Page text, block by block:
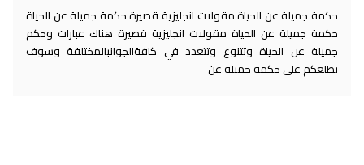
حكمة جميلة عن الحياة مقولات انجليزية قصيرة حكمة جميلة عن الحياة
حكمة جميلة عن الحياة مقولات انجليزية قصيرة هناك عبارات وحكم
جميلة عن الحياة وتتنوع وتتعدد في كافةالجوانبالمختلفة وسوف
نطلعكم على حكمة جميلة عن